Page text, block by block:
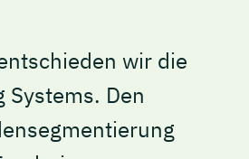
wir die
Systems. Den